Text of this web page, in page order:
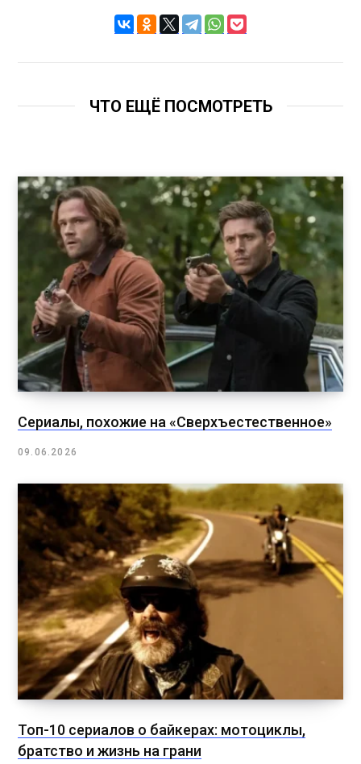
ЧТО ЕЩЁ ПОСМОТРЕТЬ
Сериалы, похожие на «Сверхъестественное»
09.06.2026
Топ-10 сериалов о байкерах: мотоциклы,
братство и жизнь на грани